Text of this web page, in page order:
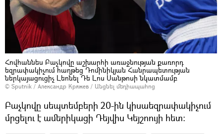
Հովհաննես Բաչկովը աշխարհի առաջնության քառորդ
եզրափակիչում հաղթեց Դոմինիկյան Հանրապետության
ներկայացուցիչ Լեոնել Դե Լոս Սանթոսի նկատմամբ
© Sputnik / Александр Кряжев / Անցնել մեդիապահոց
Բաչկովը սեպտեմբերի 20-ին կիսաեզրափակիչում
մրցելու է ամերիկացի Դեյվիս Կեյշոույի հետ։